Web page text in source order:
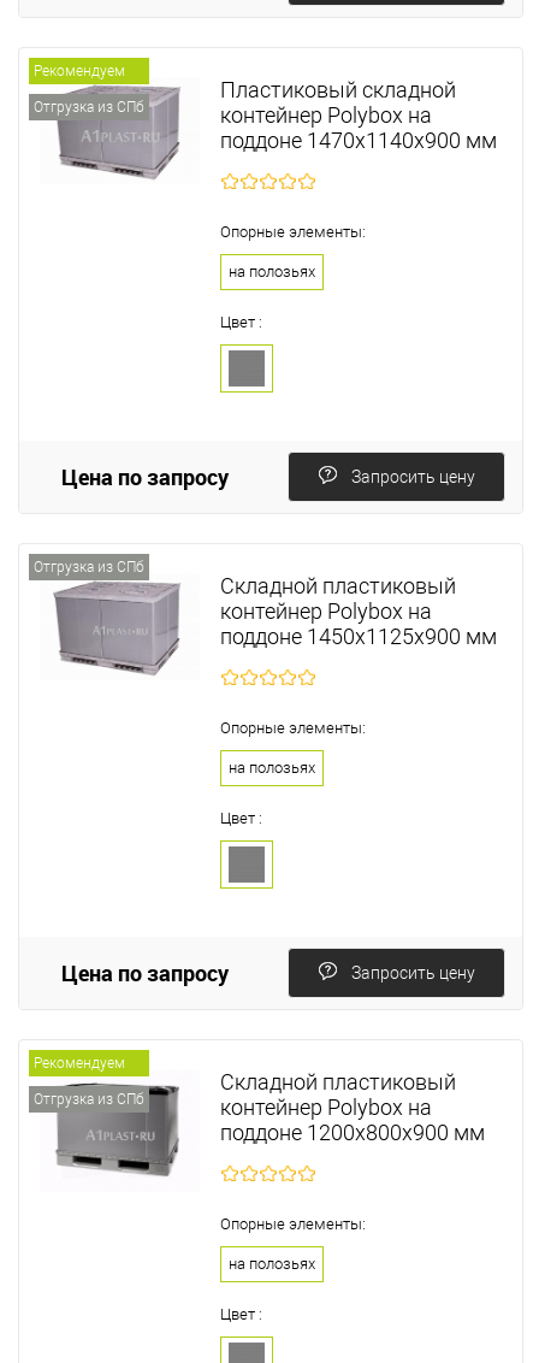
Рекомендуем
Отгрузка из СПб
Пластиковый складной
контейнер Polyboх на
поддоне 1470х1140х900 мм
Опорные элементы:
на полозьях
Цвет :
Цена по запросу Запросить цену
Отгрузка из СПб
Складной пластиковый
контейнер Polyboх на
поддоне 1450х1125х900 мм
Опорные элементы:
на полозьях
Цвет :
Цена по запросу Запросить цену
Рекомендуем
Отгрузка из СПб
Складной пластиковый
контейнер Polyboх на
поддоне 1200х800х900 мм
Опорные элементы:
на полозьях
Цвет :